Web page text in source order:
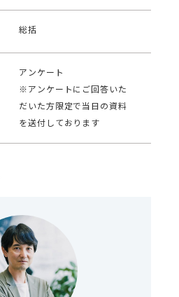
総括
アンケート
※アンケートにご回答いた
だいた方限定で当日の資料
を送付しております